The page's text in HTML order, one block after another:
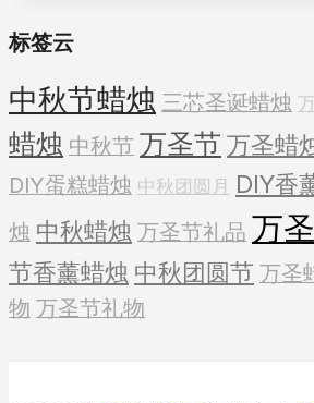
标签云
中秋节蜡烛 三芯圣诞蜡烛
蜡烛 中秋节 万圣节 万圣蜡
DIY蛋糕蜡烛 中秋团圆月 DIY香
烛 中秋蜡烛 万圣节礼品 万
节香薰蜡烛 中秋团圆节 万圣
物 万圣节礼物